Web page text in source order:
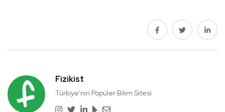
Fizikist
Türkiye'nin Popüler Bilim Sitesi